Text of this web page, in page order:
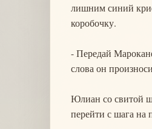
лишним синий
коробочку.
- Передай
слова он
Юлиан со свитой
перейти с шага на